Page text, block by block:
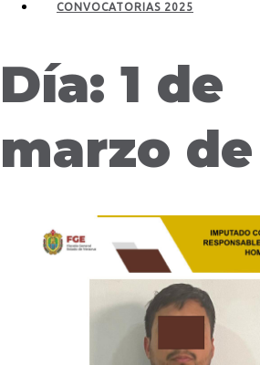
CONVOCATORIAS 2025
Día: 1 de
marzo